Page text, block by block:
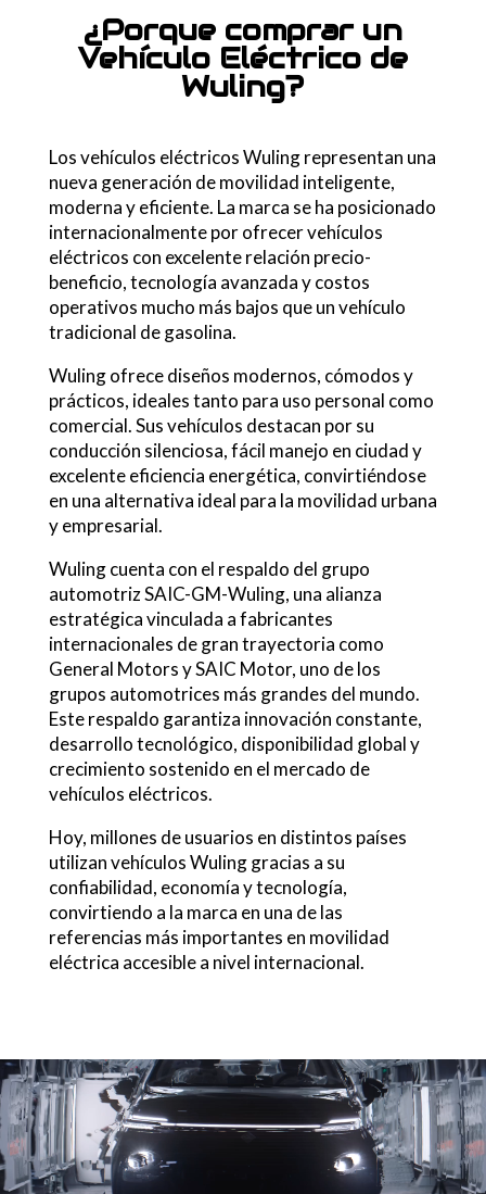
¿Porque comprar un
Vehículo Eléctrico de
Wuling?
Los vehículos eléctricos Wuling representan una
nueva generación de movilidad inteligente,
moderna y eficiente. La marca se ha posicionado
internacionalmente por ofrecer vehículos
eléctricos con excelente relación precio-
beneficio, tecnología avanzada y costos
operativos mucho más bajos que un vehículo
tradicional de gasolina.
Wuling ofrece diseños modernos, cómodos y
prácticos, ideales tanto para uso personal como
comercial. Sus vehículos destacan por su
conducción silenciosa, fácil manejo en ciudad y
excelente eficiencia energética, convirtiéndose
en una alternativa ideal para la movilidad urbana
y empresarial.
Wuling cuenta con el respaldo del grupo
automotriz SAIC-GM-Wuling, una alianza
estratégica vinculada a fabricantes
internacionales de gran trayectoria como
General Motors y SAIC Motor, uno de los
grupos automotrices más grandes del mundo.
Este respaldo garantiza innovación constante,
desarrollo tecnológico, disponibilidad global y
crecimiento sostenido en el mercado de
vehículos eléctricos.
Hoy, millones de usuarios en distintos países
utilizan vehículos Wuling gracias a su
confiabilidad, economía y tecnología,
convirtiendo a la marca en una de las
referencias más importantes en movilidad
eléctrica accesible a nivel internacional.
Video
Player